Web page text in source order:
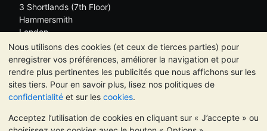
Nous utilisons des cookies (et ceux de tierces parties) pour
enregistrer vos préférences, améliorer la navigation et pour
rendre plus pertinentes les publicités que nous affichons sur les
sites tiers. Pour en savoir plus, lisez nos politiques de
confidentialité et sur les cookies.
Acceptez l’utilisation de cookies en cliquant sur « J’accepte » ou
3 Shortlands (7th Floor)
Hammersmith
London
W6 8DA
ROYAUME UNI
TrustScore 4.6 | 534 avis